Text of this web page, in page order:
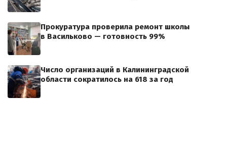
Прокуратура проверила ремонт школы
в Васильково — готовность 99%
Число организаций в Калининградской
области сократилось на 618 за год